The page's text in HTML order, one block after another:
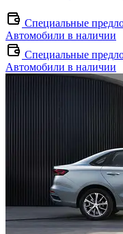
Специальные
Автомобили в наличии
Специальные
Автомобили в наличии